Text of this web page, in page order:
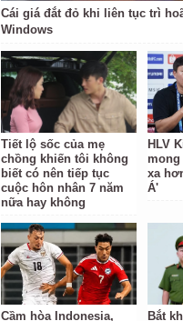
Cái giá đắt đỏ khi liên tục trì
Windows
Tiết lộ sốc của mẹ
chồng khiến tôi không
biết có nên tiếp tục
cuộc hôn nhân 7 năm
nữa hay không
HLV
xa
Á'
Cầm hòa Indonesia,
Bắt